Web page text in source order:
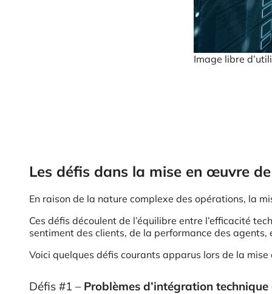
Image libre
Les défis dans la mise en œuvre
En raison de la nature complexe des opérations, la
Ces défis découlent de l’équilibre entre l’efficacité
sentiment des clients, de la performance des agents,
Voici quelques défis courants apparus lors de la
Défis #1 – Problèmes d’intégration